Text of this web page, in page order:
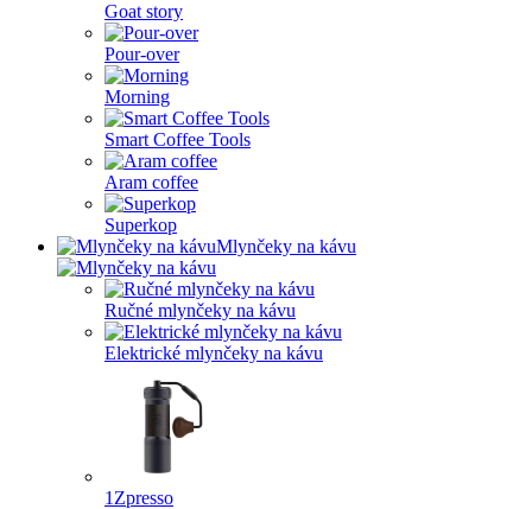
Goat story
Pour-over
Morning
Smart Coffee Tools
Aram coffee
Superkop
Mlynčeky na kávu
Ručné mlynčeky na kávu
Elektrické mlynčeky na kávu
1Zpresso